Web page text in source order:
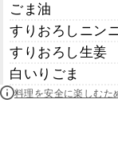
ごま油
すりおろしニン
すりおろし生姜
白いりごま
料理を安全に楽しむた